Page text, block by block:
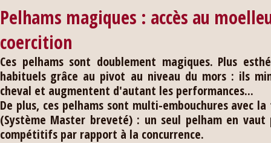
Pelhams magiques : accès au
coercition
Ces pelhams sont doublement magiques. Plus
habituels grâce au pivot au niveau du mors : ils
cheval et augmentent d'autant les performances...
De plus, ces pelhams sont multi-embouchures avec
(Système Master breveté) : un seul pelham en
compétitifs par rapport à la concurrence.